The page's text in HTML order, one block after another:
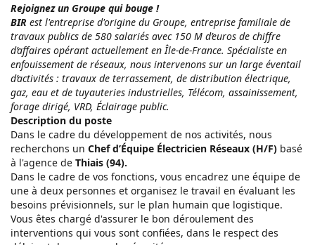
Rejoignez un Groupe qui bouge !
BIR est l'entreprise d'origine du Groupe, entreprise familiale de
travaux publics de 580 salariés avec 150 M d’euros de chiffre
d’affaires opérant actuellement en Île-de-France. Spécialiste en
enfouissement de réseaux, nous intervenons sur un large éventail
d’activités : travaux de terrassement, de distribution électrique,
gaz, eau et de tuyauteries industrielles, Télécom, assainissement,
forage dirigé, VRD, Éclairage public.
Description du poste
Dans le cadre du développement de nos activités, nous
recherchons un Chef d’Équipe Électricien Réseaux (H/F) basé
à l'agence de Thiais (94).
Dans le cadre de vos fonctions, vous encadrez une équipe de
une à deux personnes et organisez le travail en évaluant les
besoins prévisionnels, sur le plan humain que logistique.
Vous êtes chargé d'assurer le bon déroulement des
interventions qui vous sont confiées, dans le respect des